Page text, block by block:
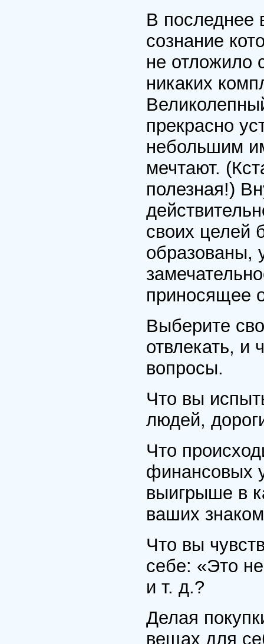
В последнее
сознание
не отложило
никаких
прекрасно
небольшим
мечтают.
полезная!)
своих целей
образованы,
приносящее
Выберите
отвлекать, и
вопросы.
Что вы
людей,
Что
финансовых
выигрыше в
ваших
Что вы
себе: «Это
и т. д.?
Делая
вещах для